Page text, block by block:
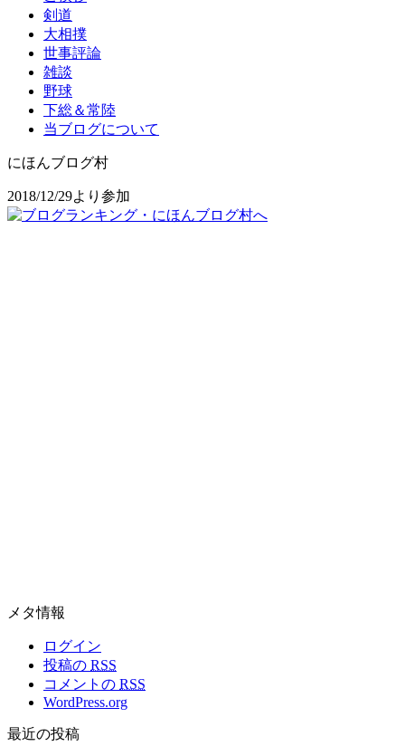
剣道
大相撲
世事評論
雑談
野球
下総＆常陸
当ブログについて
にほんブログ村
2018/12/29より参加
メタ情報
ログイン
投稿の RSS
コメントの RSS
WordPress.org
最近の投稿